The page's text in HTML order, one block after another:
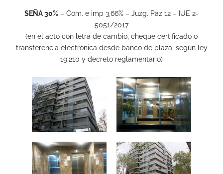
SEÑA 30% – Com. e imp 3,66% – Juzg. Paz 12 – IUE 2-
5051/2017
(en el acto con letra de cambio, cheque certificado o
transferencia electrónica desde banco de plaza, según ley
19.210 y decreto reglamentario)